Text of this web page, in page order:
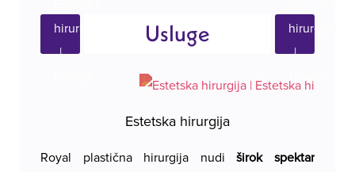
Usluge
Estetska hirurgija
Royal plastična hirurgija nudi širok spektar